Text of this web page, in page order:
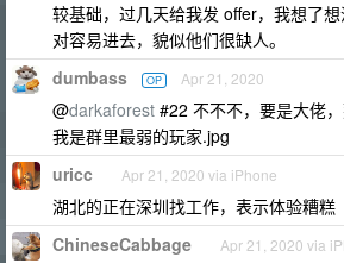
较基础，过几天给我发 offer，我想了
对容易进去，貌似他们很缺人。
dumbass OP Apr 21, 2020
@darkaforest #22 不不不，要是大佬
我是群里最弱的玩家.jpg
uricc Apr 21, 2020 via iPhone
湖北的正在深圳找工作，表示体验糟糕
ChineseCabbage Apr 21, 2020 via